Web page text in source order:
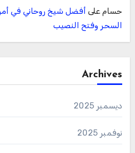
حسامعلى أفضل شيخ روحاني في
السحر وفتح النصيب
Archives
ديسمبر 2025
نوفمبر 2025